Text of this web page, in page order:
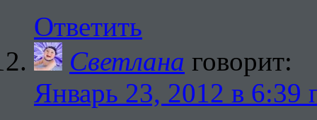
Ответить
Cветлана говорит:
Январь 23, 2012 в 6:39